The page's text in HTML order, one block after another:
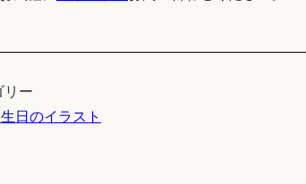
リー
日のイラスト